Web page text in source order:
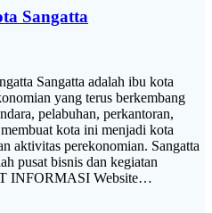
Sangatta
Sangatta adalah ibu kota
yang terus berkembang
pelabuhan, perkantoran,
kota ini menjadi kota
aktivitas perekonomian. Sangatta
pusat bisnis dan kegiatan
INFORMASI Website…